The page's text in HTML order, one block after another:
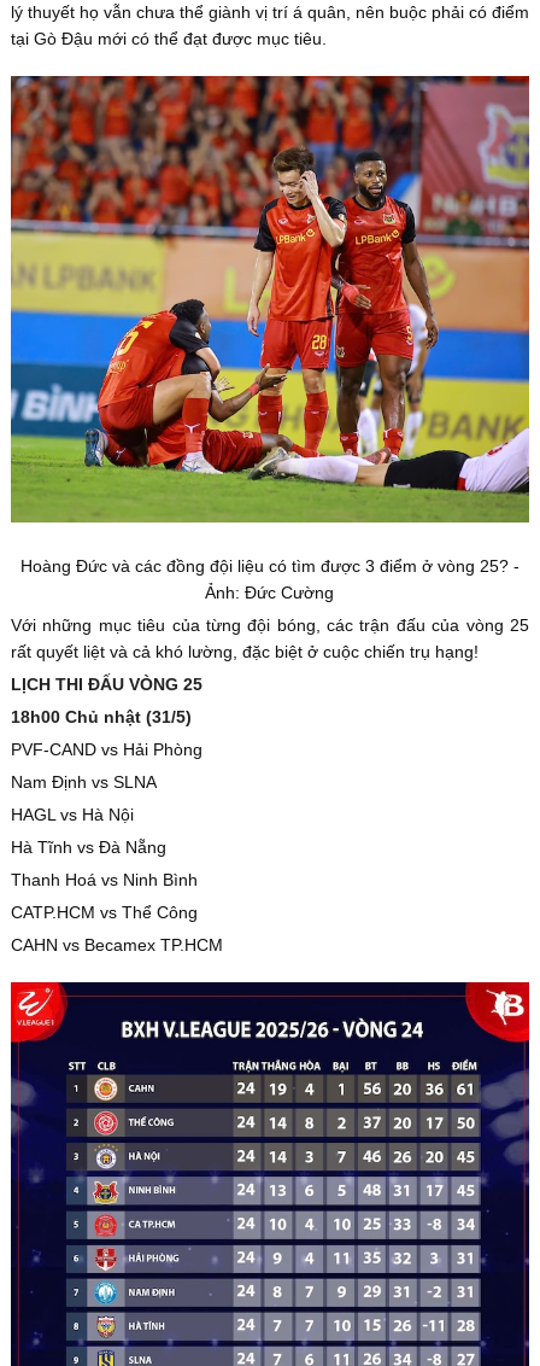
lý thuyết họ vẫn chưa thể giành vị trí á quân, nên buộc phải có điểm
tại Gò Đậu mới có thể đạt được mục tiêu.
Hoàng Đức và các đồng đội liệu có tìm được 3 điểm ở vòng 25? -
Ảnh: Đức Cường
Với những mục tiêu của từng đội bóng, các trận đấu của vòng 25
rất quyết liệt và cả khó lường, đặc biệt ở cuộc chiến trụ hạng!
LỊCH THI ĐẤU VÒNG 25
18h00 Chủ nhật (31/5)
PVF-CAND vs Hải Phòng
Nam Định vs SLNA
HAGL vs Hà Nội
Hà Tĩnh vs Đà Nẵng
Thanh Hoá vs Ninh Bình
CATP.HCM vs Thể Công
CAHN vs Becamex TP.HCM